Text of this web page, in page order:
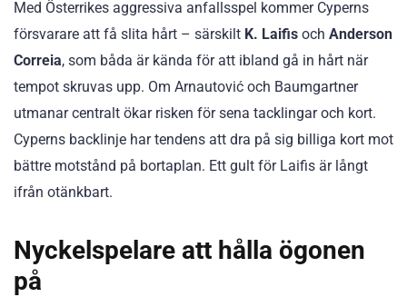
Med Österrikes aggressiva anfallsspel kommer Cyperns
försvarare att få slita hårt – särskilt K. Laifis och Anderson
Correia, som båda är kända för att ibland gå in hårt när
tempot skruvas upp. Om Arnautović och Baumgartner
utmanar centralt ökar risken för sena tacklingar och kort.
Cyperns backlinje har tendens att dra på sig billiga kort mot
bättre motstånd på bortaplan. Ett gult för Laifis är långt
ifrån otänkbart.
Nyckelspelare att hålla ögonen
på